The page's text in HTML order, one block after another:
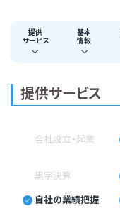
提供
サービス
基本
情報
提供サービス
会社設立・起業
黒字決算
自社の業績把握